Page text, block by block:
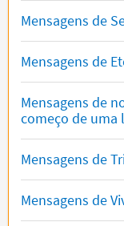
Mensagens de
Mensagens de
Mensagens de
começo de uma
Mensagens de
Mensagens de